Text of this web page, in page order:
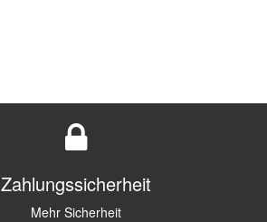
Zahlungssicherheit
Mehr Sicherheit